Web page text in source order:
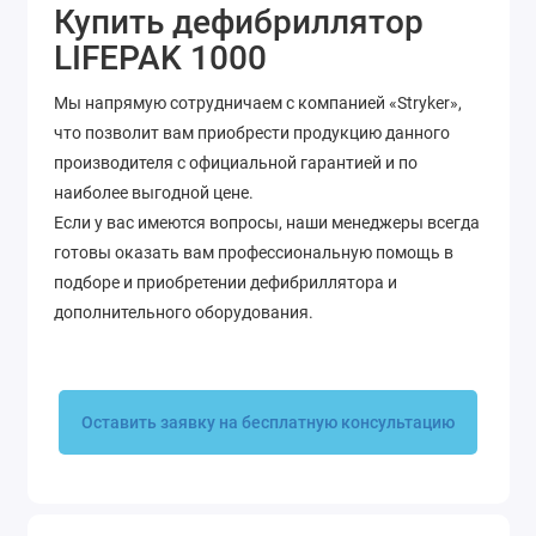
Купить дефибриллятор
LIFEPAK 1000
Мы напрямую сотрудничаем с компанией «Stryker»,
что позволит вам приобрести продукцию данного
производителя с официальной гарантией и по
наиболее выгодной цене.
Если у вас имеются вопросы, наши менеджеры всегда
готовы оказать вам профессиональную помощь в
подборе и приобретении дефибриллятора и
дополнительного оборудования.
Оставить заявку на бесплатную консультацию